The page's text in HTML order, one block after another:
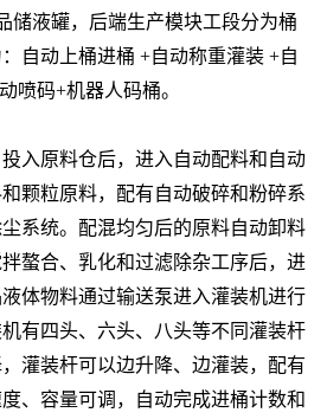
储液罐，后端生产模块工段分为桶
自动上桶进桶 +自动称重灌装 +自
喷码+机器人码桶。
入原料仓后，进入自动配料和自动
颗粒原料，配有自动破碎和粉碎系
系统。配混均匀后的原料自动卸料
螯合、乳化和过滤除杂工序后，进
体物料通过输送泵进入灌装机进行
有四头、六头、八头等不同灌装杆
灌装杆可以边升降、边灌装，配有
、容量可调，自动完成进桶计数和